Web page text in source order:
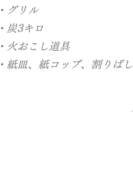
・グリル
・炭3キロ
・火おこし道具
・紙皿、紙コップ、割りばし